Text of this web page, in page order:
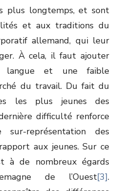
plus longtemps, et sont
et aux traditions du
allemand, qui leur
À cela, il faut ajouter
langue et une faible
du travail. Du fait du
les plus jeunes des
difficulté renforce
représentation des
aux jeunes. Sur ce
à de nombreux égards
de l’Ouest[3].